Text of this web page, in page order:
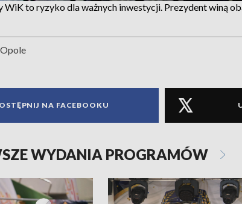
WiK to ryzyko dla ważnych inwestycji. Prezydent winą
NA FACEBOOKU
WYDANIA PROGRAMÓW